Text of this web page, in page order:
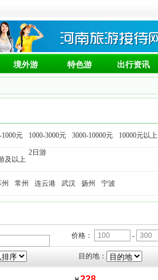
境外游 特色游 出行资讯
1000元 1000-3000元 3000-10000元 10000元以上
2日游
及以上
常州 连云港 武汉 扬州 宁波
价格： -
目的地：